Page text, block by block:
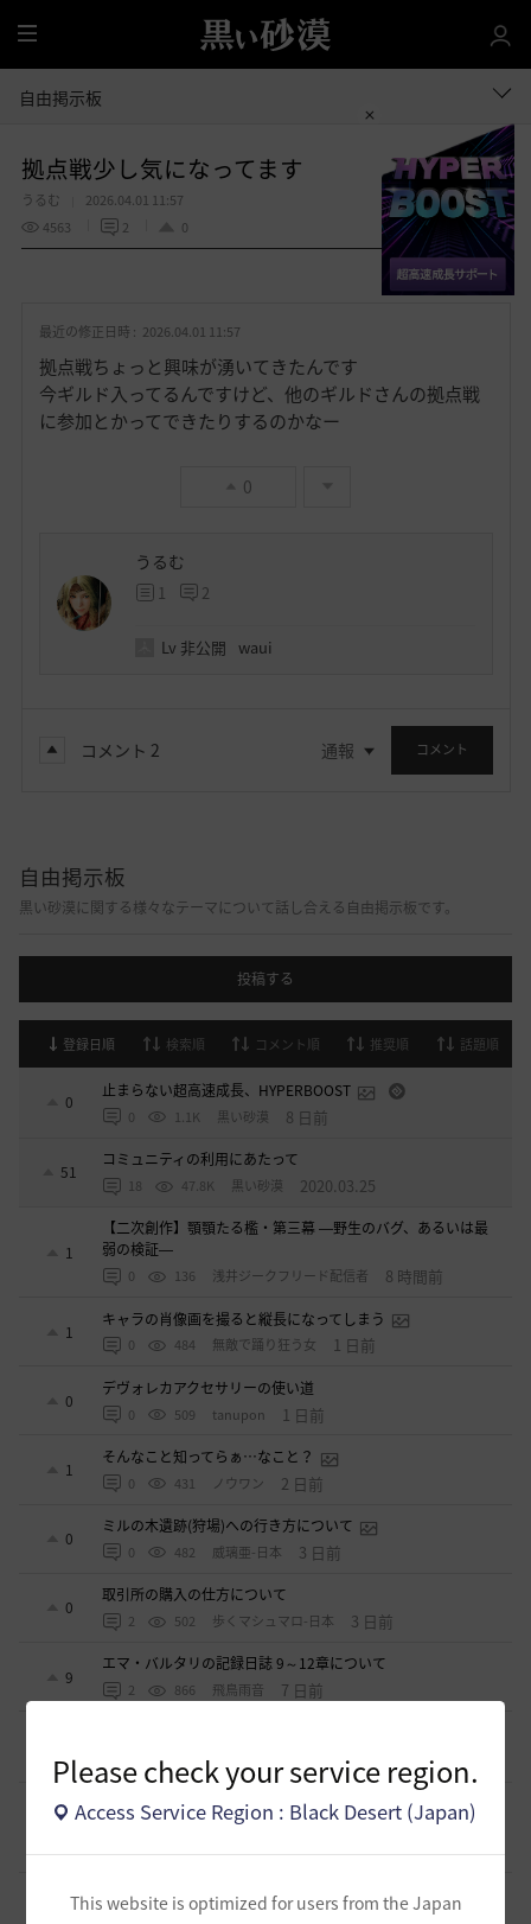
Please check your service region.
Access Service Region : Black Desert (Japan)
This website is optimized for users from the Japan
全
体
自由掲示板
拠点戦少し気になってます
うるむ
2026.04.01 11:57
4563
2 0
お
り
共有する
最近の修正日時 : 2026.04.01 11:57
拠点戦ちょっと興味が湧いてきたんです
今ギルド入ってるんですけど、他のギルドさんの拠点戦
に参加とかってできたりするのかなー
0
うるむ
1 2
Lv 非公開 waui
コメント 2 通報 コメント
自由掲示板
黒い砂漠に関する様々なテーマについて話し合える自由掲示板です。
投稿する
登録日順 検索順 コメント順 推奨順 話題順
0
止まらない超高速成長、HYPERBOOST
0 1.1K 黒い砂漠 8 日前
51
コミュニティの利用にあたって
18 47.8K 黒い砂漠 2020.03.25
1
【二次創作】顎顎たる檻・第三幕 ―野生のバグ、あるいは最
弱の検証―
0 136 浅井ジークフリード配信者 8 時間前
1
キャラの肖像画を撮ると縦長になってしまう
0 484 無敵で踊り狂う女 1 日前
0
デヴォレカアクセサリーの使い道
0 509 tanupon 1 日前
1
そんなこと知ってらぁ…なこと？
0 431 ノウワン 2 日前
0
ミルの木遺跡(狩場)への行き方について
0 482 威璃亜-日本 3 日前
0
取引所の購入の仕方について
2 502 歩くマシュマロ-日本 3 日前
9
エマ・バルタリの記録日誌 9～12章について
2 866 飛鳥雨音 7 日前
【ギルド名声】2026ハイデル宴会スクショ【どうなる？】
（2026年ギルド名声アプデリンク追記）
0 887 セルベリア 2026.07.27
「怪しい袋」